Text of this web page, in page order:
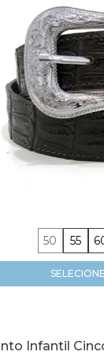
50 55
SELECIONE
Infantil